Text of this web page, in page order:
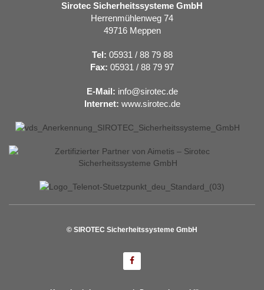
Sirotec Sicherheitssysteme GmbH
Herrenmühlenweg 74
49716 Meppen
Tel: 05931 / 88 79 88
Fax: 05931 / 88 79 97
E-Mail: info@sirotec.de
Internet: www.sirotec.de
© SIROTEC Sicherheitssysteme GmbH